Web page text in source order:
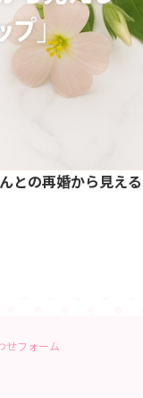
との再婚から見える
せフォーム